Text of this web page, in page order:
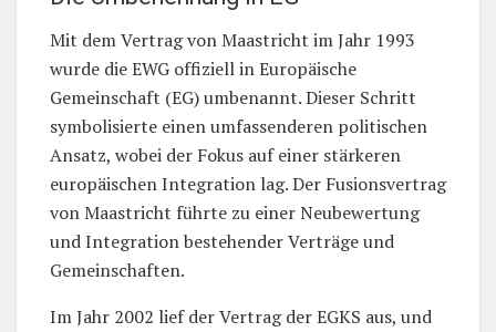
Mit dem Vertrag von Maastricht im Jahr 1993
wurde die EWG offiziell in Europäische
Gemeinschaft (EG) umbenannt. Dieser Schritt
symbolisierte einen umfassenderen politischen
Ansatz, wobei der Fokus auf einer stärkeren
europäischen Integration lag. Der Fusionsvertrag
von Maastricht führte zu einer Neubewertung
und Integration bestehender Verträge und
Gemeinschaften.
Im Jahr 2002 lief der Vertrag der EGKS aus, und